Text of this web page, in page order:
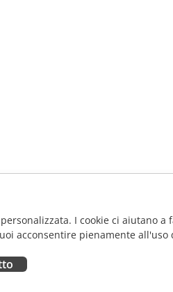
I cookie ci aiutano
acconsentire pienamente